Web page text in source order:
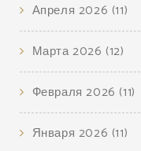
Апреля 2026 (11)
Марта 2026 (12)
Февраля 2026 (11)
Января 2026 (11)